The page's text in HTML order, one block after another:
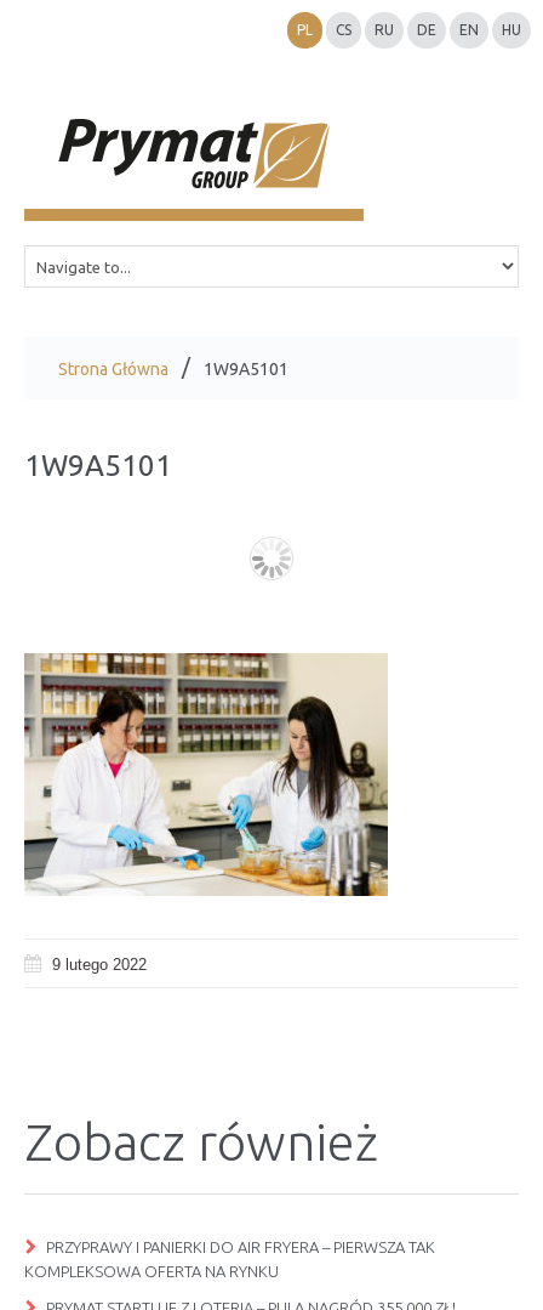
PL CS RU DE EN HU
Strona Główna 1W9A5101
1W9A5101
9 lutego 2022
Zobacz również
PRZYPRAWY I PANIERKI DO AIR FRYERA – PIERWSZA TAK
KOMPLEKSOWA OFERTA NA RYNKU